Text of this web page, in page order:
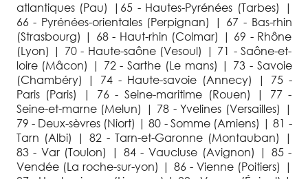
atlantiques (Pau) |65 - Hautes-Pyrénées (Tarbes) |
66 - Pyrénées-orientales (Perpignan) | 67 - Bas-rhin
(Strasbourg) | 68 - Haut-rhin (Colmar) | 69 - Rhône
(Lyon) | 70 - Haute-saône (Vesoul) | 71 - Saône-et-
loire (Mâcon) | 72 - Sarthe (Le mans) | 73 - Savoie
(Chambéry) | 74 - Haute-savoie (Annecy) | 75 -
Paris (Paris) | 76 - Seine-maritime (Rouen) | 77 -
Seine-et-marne (Melun) | 78 - Yvelines (Versailles) |
79 - Deux-sèvres (Niort) | 80 - Somme (Amiens) | 81 -
Tarn (Albi) | 82 - Tarn-et-Garonne (Montauban) |
83 - Var (Toulon) | 84 - Vaucluse (Avignon) | 85 -
Vendée (La roche-sur-yon) | 86 - Vienne (Poitiers) |